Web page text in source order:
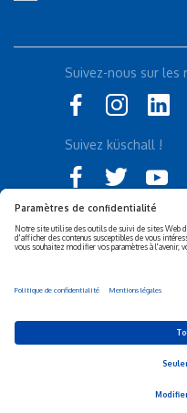
Déclaration d'accessibilité
Responsabilité sociétale de
© 2026 Invacare
Suivez-nous sur les
Suivez küschall !